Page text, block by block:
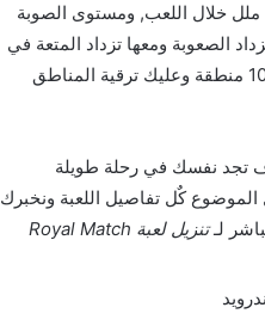
ملل خلال اللعب, ومستوى الصوبة
الصعوبة ومعها تزداد المتعة في
من حوالي 100 منطقة وعليك ترقية المناطق
تجد نفسك في رحلة طويلة
كٌل تفاصيل اللعبة ونخبرك
لـ
تنزيل لعبة Royal Match